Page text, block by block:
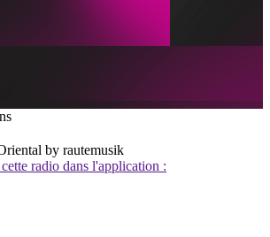
by rautemusik
radio dans l'application :